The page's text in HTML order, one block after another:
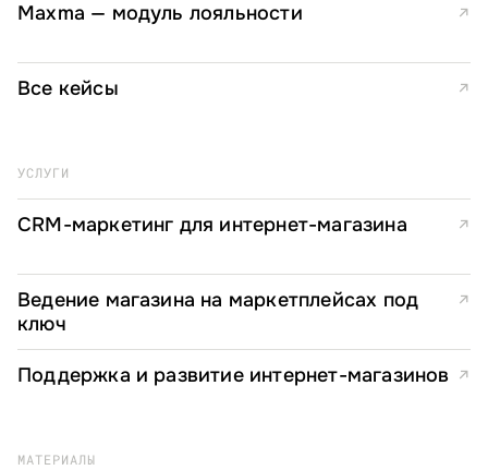
Maxma — модуль лояльности ↗
Все кейсы ↗
УСЛУГИ
CRM-маркетинг для интернет-магазина ↗
Ведение магазина на маркетплейсах под
ключ
↗
Поддержка и развитие интернет-магазинов ↗
МАТЕРИАЛЫ